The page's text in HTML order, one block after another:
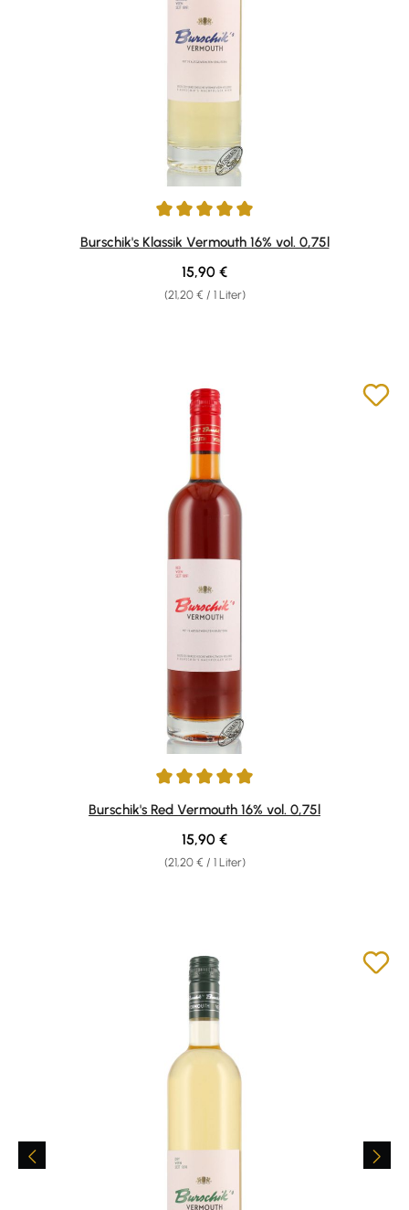
Durchschnittliche Bewertung von 5 von 5 Sternen
Burschik's Klassik Vermouth 16% vol. 0,75l
(21,20 € / 1 Liter)
Regulärer Preis:
15,90 €
Durchschnittliche Bewertung von 5 von 5 Sternen
Burschik's Red Vermouth 16% vol. 0,75l
(21,20 € / 1 Liter)
Regulärer Preis:
15,90 €